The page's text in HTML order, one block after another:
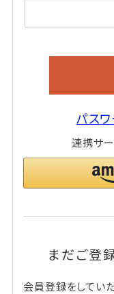
須)
パス
連携サ
まだご登
会員登録をしてい